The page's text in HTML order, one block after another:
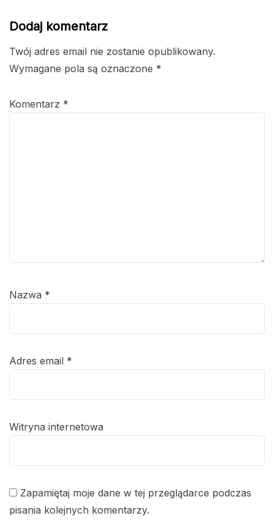
Dodaj komentarz
Twój adres email nie zostanie opublikowany.
Wymagane pola są oznaczone *
Komentarz *
Nazwa *
Adres email *
Witryna internetowa
Zapamiętaj moje dane w tej przeglądarce podczas
pisania kolejnych komentarzy.